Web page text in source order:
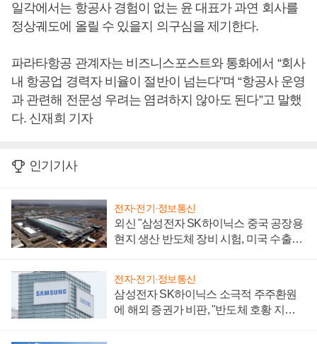
일각에서는 항공사 경험이 없는 윤 대표가 과연 회사를
정상궤도에 올릴 수 있을지 의구심을 제기한다.
파라타항공 관계자는 비즈니스포스트와 통화에서 “회사
내 항공업 경력자 비율이 절반이 넘는다”며 “항공사 운영
과 관련해 전문성 우려는 염려하지 않아도 된다”고 말했
다. 신재희 기자
인기기사
전자·전기·정보통신
외신 "삼성전자 SK하이닉스 중국 공장용
현지 생산 반도체 장비 시험, 미국 수출통
전자·전기·정보통신
삼성전자 SK하이닉스 소극적 주주환원
에 해외 증권가 비판, "반도체 호황 지속